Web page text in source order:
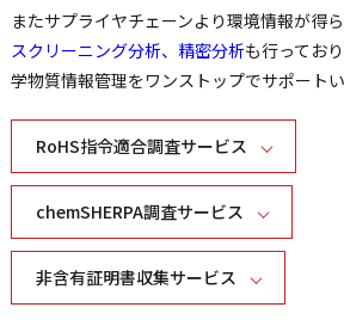
またサプライヤチェーンより環境情報が得
スクリーニング分析、精密分析も行ってお
学物質情報管理をワンストップでサポートい
RoHS指令適合調査サービス
chemSHERPA調査サービス
非含有証明書収集サービス